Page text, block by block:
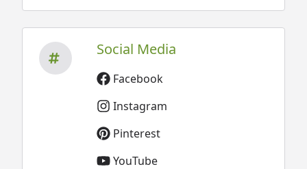
Social Media
Facebook
Instagram
Pinterest
YouTube